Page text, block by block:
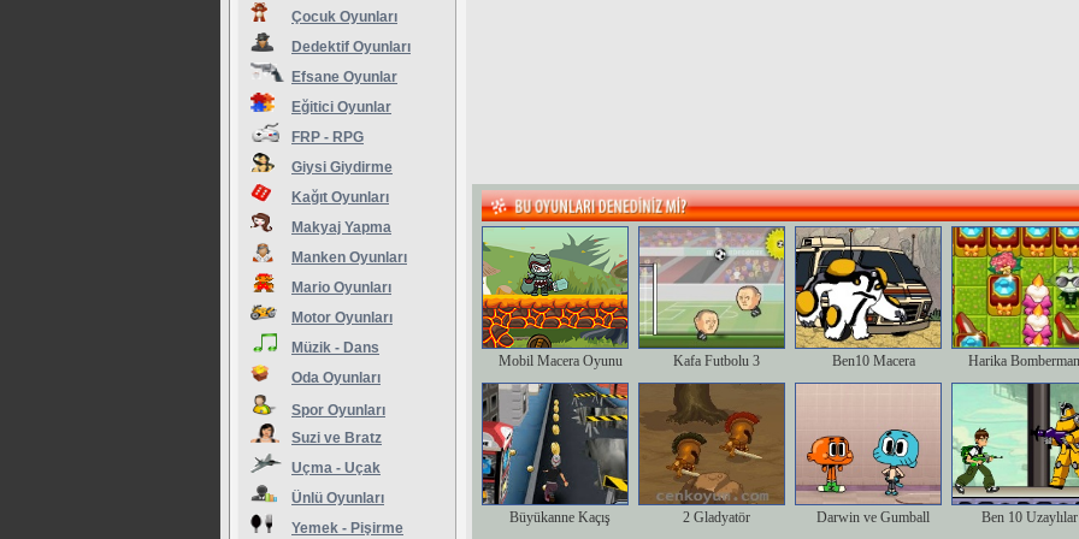
Çocuk Oyunları
Dedektif Oyunları
Efsane Oyunlar
Eğitici Oyunlar
FRP - RPG
Giysi Giydirme
Kağıt Oyunları
Makyaj Yapma
Manken Oyunları
Mario Oyunları
Motor Oyunları
Müzik - Dans
Oda Oyunları
Spor Oyunları
Suzi ve Bratz
Uçma - Uçak
Ünlü Oyunları
Yemek - Pişirme
Mobil Macera Oyunu Kafa Futbolu 3 Ben10 Macera Harika
Büyükanne Kaçış 2 Gladyatör Darwin ve Gumball Ben 10 Uzaylılar